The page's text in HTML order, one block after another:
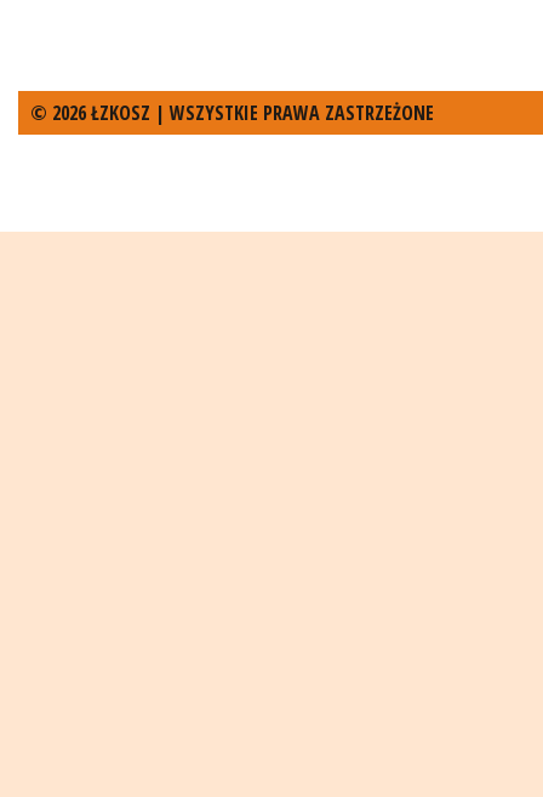
© 2026 ŁZKOSZ | WSZYSTKIE PRAWA ZASTRZEŻONE